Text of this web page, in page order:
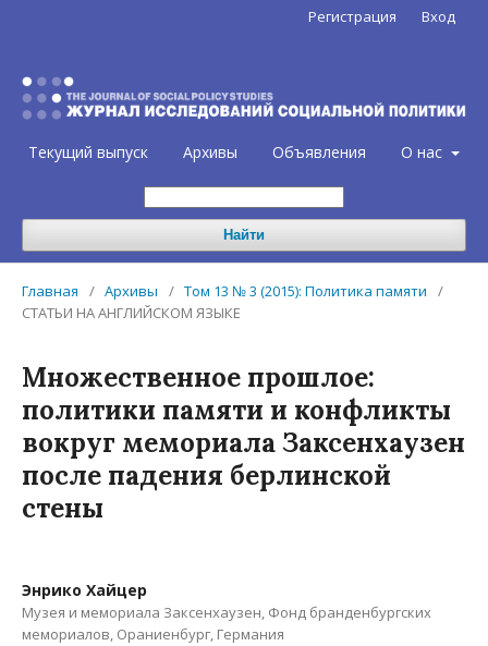
Текущий выпуск Архивы Объявления О нас
Найти
Регистрация Вход
Главная / Архивы / Том 13 № 3 (2015): Политика памяти
/
СТАТЬИ НА АНГЛИЙСКОМ ЯЗЫКЕ
Множественное прошлое:
политики памяти и конфликты
вокруг мемориала Заксенхаузен
после падения берлинской
стены
Энрико Хайцер
Музея и мемориала Заксенхаузен, Фонд бранденбургских
мемориалов, Ораниенбург, Германия